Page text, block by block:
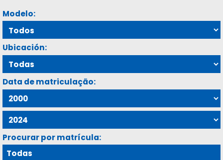
Modelo:
Ubicación:
Data de matriculação:
Procurar por matrícula: